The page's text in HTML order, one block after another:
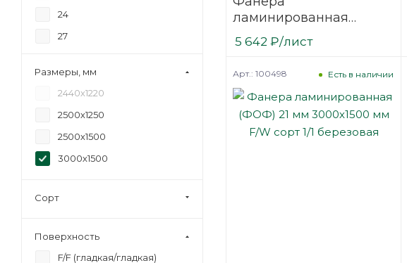
ламинированная
(ФОФ) 9 мм 3000х1500
мм F/W сорт 1/1
5 642 ₽/лист
Есть в наличии
Арт.: 100498
24
27
Размеры, мм
2440х1220
2500х1250
2500х1500
3000х1500
Сорт
Поверхность
F/F (гладкая/гладкая)